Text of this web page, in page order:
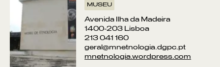
MUSEU
Avenida Ilha da Madeira
1400-203 Lisboa
213 041 160
geral@mnetnologia.dgpc.pt
mnetnologia.wordpress.com